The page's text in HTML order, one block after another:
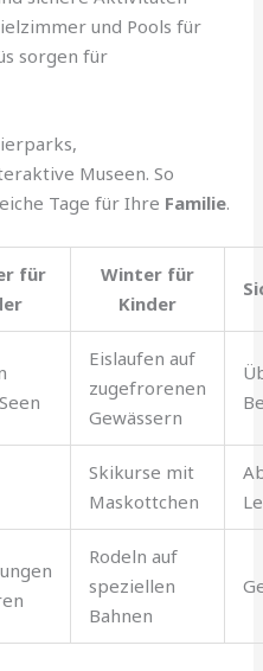
und Pools für
sorgen für
Museen. So
Tage für Ihre Familie.
für
Winter für
Kinder
Eislaufen auf
zugefrorenen
Gewässern
Skikurse mit
Maskottchen
Rodeln auf
speziellen
Bahnen